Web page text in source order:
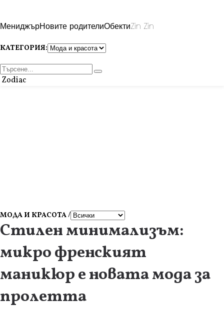
МениджърНовите родителиОбектиZin Zin
КАТЕГОРИЯ:
Zodiac
МОДА И КРАСОТА /
Стилен минимализъм:
микро френският
маникюр е новата мода за
пролетта